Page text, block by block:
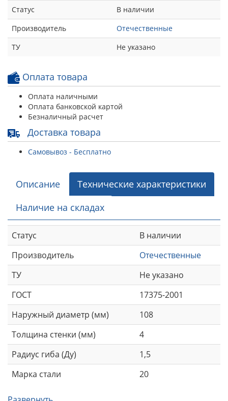
Статус
В наличии
Производитель
Отечественные
ТУ
Не указано
Оплата товара
Оплата наличными
Оплата банковской картой
Безналичный расчет
Доставка товара
Самовывоз - Бесплатно
Описание
Технические характеристики
Наличие на складах
Статус
В наличии
Производитель
Отечественные
ТУ
Не указано
ГОСТ
17375-2001
Наружный диаметр (мм)
108
Толщина стенки (мм)
4
Радиус гиба (Ду)
1,5
Марка стали
20